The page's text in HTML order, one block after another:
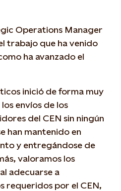
Operations Manager
trabajo que ha venido
ha avanzado el
inició de forma muy
envíos de los
del CEN sin ningún
han mantenido en
y entregándose de
valoramos los
adecuarse a
requeridos por el CEN,